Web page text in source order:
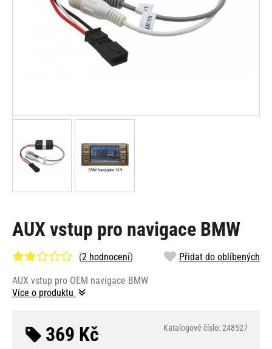
AUX vstup pro navigace BMW
(2 hodnocení) Přidat do oblíbených
AUX vstup pro OEM navigace BMW
Více o produktu
369 Kč Katalogové číslo: 248527